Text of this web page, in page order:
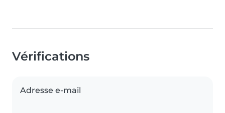
Vérifications
Adresse e-mail